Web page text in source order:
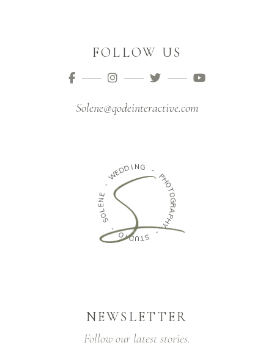
FOLLOW US
Solene@qodeinteractive.com
-
WED DIN G
-
P
H
O
T
O
G
R
A
P
H
Y
-
S
T
U
D
I
O
-
S
O
L
E
E
NEWSLETTER
Follow our latest stories.